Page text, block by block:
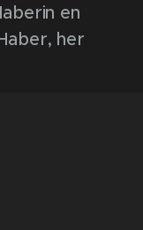
en
her